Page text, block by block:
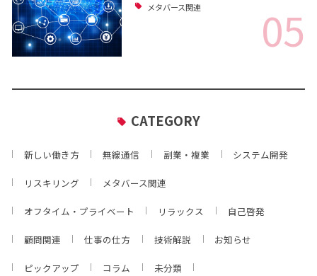
メタバース関連 05
CATEGORY
新しい働き方 無線通信 副業・複業 システム開発
リスキリング メタバース関連
オフタイム・プライベート リラックス 自己啓発
顧問関連 仕事の仕方 技術解説 お知らせ
ピックアップ コラム 未分類